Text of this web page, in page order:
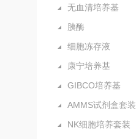
无血清培养基
胰酶
细胞冻存液
康宁培养基
GIBCO培养基
AMMS试剂盒套装
NK细胞培养套装